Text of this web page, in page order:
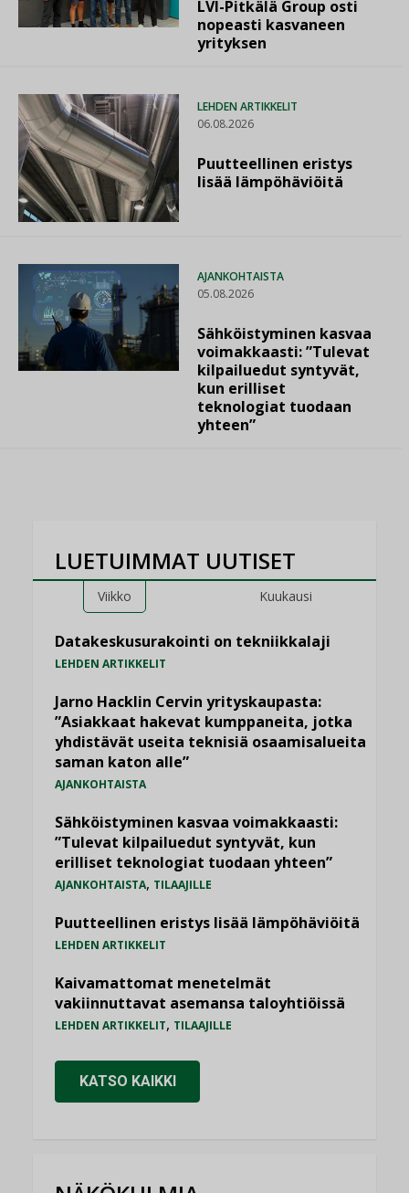
LVI-Pitkälä Group osti
nopeasti kasvaneen
yrityksen
LEHDEN ARTIKKELIT
06.08.2026
Puutteellinen eristys
lisää lämpöhäviöitä
AJANKOHTAISTA
05.08.2026
Sähköistyminen kasvaa
voimakkaasti: ”Tulevat
kilpailuedut syntyvät,
kun erilliset
teknologiat tuodaan
yhteen”
LUETUIMMAT UUTISET
Viikko Kuukausi
Datakeskusurakointi on tekniikkalaji
LEHDEN ARTIKKELIT
Jarno Hacklin Cervin yrityskaupasta:
”Asiakkaat hakevat kumppaneita, jotka
yhdistävät useita teknisiä osaamisalueita
saman katon alle”
AJANKOHTAISTA
Sähköistyminen kasvaa voimakkaasti:
”Tulevat kilpailuedut syntyvät, kun
erilliset teknologiat tuodaan yhteen”
AJANKOHTAISTA, TILAAJILLE
Puutteellinen eristys lisää lämpöhäviöitä
LEHDEN ARTIKKELIT
Kaivamattomat menetelmät
vakiinnuttavat asemansa taloyhtiöissä
LEHDEN ARTIKKELIT, TILAAJILLE
KATSO KAIKKI